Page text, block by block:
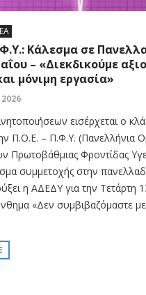
Κάλεσμα σε
– «Διεκδικούμε
μόνιμη εργασία»
εισέρχεται ο
Π.Ο.Ε. – Π.Φ.Υ. (Πανελλήνια
Πρωτοβάθμιας Φροντίδας
συμμετοχής στην
η ΑΔΕΔΥ για την
«Δεν συμβιβαζόμαστε